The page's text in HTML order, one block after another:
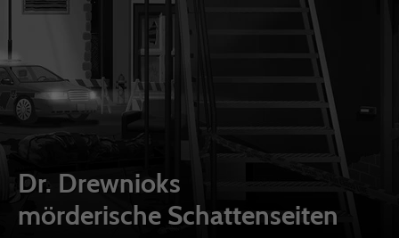
Dr. Drewnioks
mörderische Schattenseiten